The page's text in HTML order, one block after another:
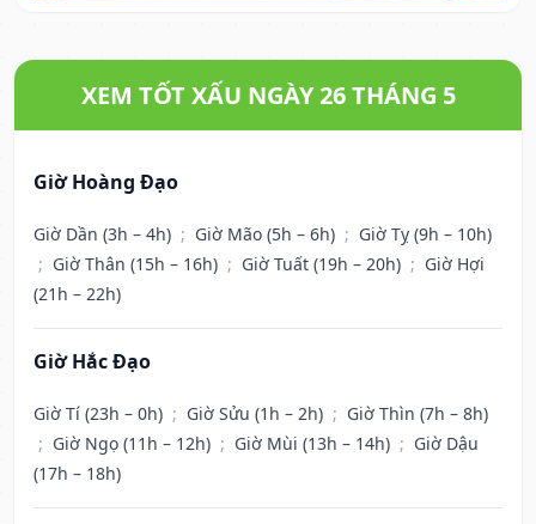
XEM TỐT XẤU NGÀY 26 THÁNG 5
Giờ Hoàng Đạo
Giờ Dần (3h – 4h) ; Giờ Mão (5h – 6h) ; Giờ Tỵ (9h – 10h)
; Giờ Thân (15h – 16h) ; Giờ Tuất (19h – 20h) ; Giờ Hợi
(21h – 22h)
Giờ Hắc Đạo
Giờ Tí (23h – 0h) ; Giờ Sửu (1h – 2h) ; Giờ Thìn (7h – 8h)
; Giờ Ngọ (11h – 12h) ; Giờ Mùi (13h – 14h) ; Giờ Dậu
(17h – 18h)